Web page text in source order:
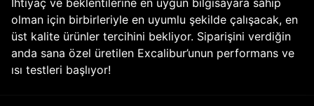
İhtiyaç ve beklentilerine en uygun bilgisayara sahip
olman için birbirleriyle en uyumlu şekilde çalışacak, en
üst kalite ürünler tercihini bekliyor. Siparişini verdiğin
anda sana özel üretilen Excalibur’unun performans ve
ısı testleri başlıyor!